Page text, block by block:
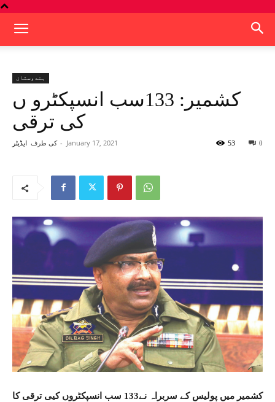
ہندوستان
کشمیر: 133سب انسپکٹرو ں
کی ترقی
کی طرف ایڈیٹر - January 17, 2021 0
53
کشمیر میں پولیس کے سربراہ نے133 سب انسپکٹروں کیی ترقی کا